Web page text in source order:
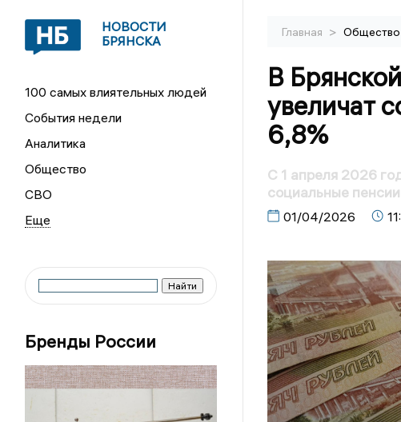
НОВОСТИ
БРЯНСКА
100 самых влиятельных людей
События недели
Аналитика
Общество
СВО
Бренды России
Главная > Общество
В
увеличат
6,8%
С 1 апреля 2026
социальные
01/04/2026